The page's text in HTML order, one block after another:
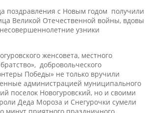
поздравления с Новым годом получили
Великой Отечественной войны, вдовы
узники
женсовета, местного
добровольческого
Победы» не только вручили
администрацией муниципального
поселок Новогуровский, но и своими
Деда Мороза и Снегурочки сумели